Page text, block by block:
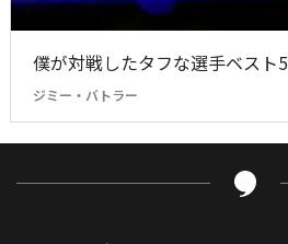
僕が対戦したタフな選手ベスト5
ジミー・バトラー